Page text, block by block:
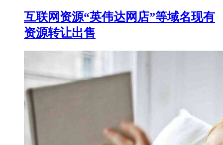
互联网资源“英伟达网店”等域名现有
资源转让出售